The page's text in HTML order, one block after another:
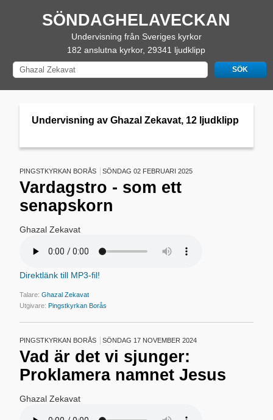
SÖNDAGHELAVECKAN
Undervisning från Sveriges kyrkor
182 anslutna kyrkor, 29341 ljudklipp
Undervisning av Ghazal Zekavat, 12 ljudklipp
PINGSTKYRKAN BORÅS SÖNDAG 02 FEBRUARI 2025
Vardagstro - som ett
senapskorn
Ghazal Zekavat
Direktlänk till MP3-fil!
Talare:Ghazal Zekavat
Utgivare:Pingstkyrkan Borås
PINGSTKYRKAN BORÅS SÖNDAG 17 NOVEMBER 2024
Vad är det vi sjunger:
Proklamera namnet Jesus
Ghazal Zekavat